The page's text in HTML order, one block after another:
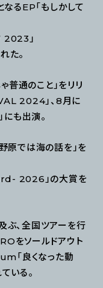
るEP「もしかして
」
た。
普通のこと」をリリ
2024」、8月に
も出演。
では海の話を」を
2026」の大賞を
、全国ツアーを行
をソールドアウト
「良くなった動
いる。